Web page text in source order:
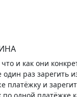
и как они
один раз зарегить
платёжку и
по одной платёжке